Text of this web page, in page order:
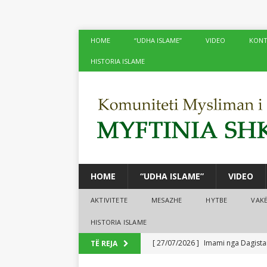
HOME “UDHA ISLAME” VIDEO
HISTORIA ISLAME
HOME “UDHA ISLAME” VIDEO
AKTIVITETE MESAZHE HYTBE
HISTORIA ISLAME
TË REJA [ 27/07/2026 ] Imami nga